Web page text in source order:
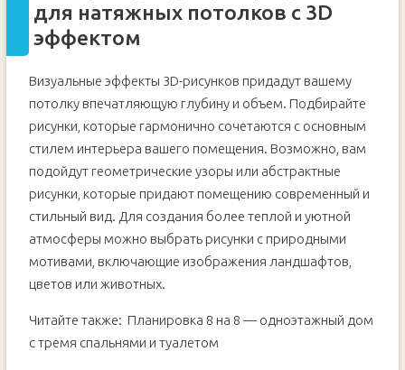
для натяжных потолков с 3D
эффектом
Визуальные эффекты 3D-рисунков придадут вашему
потолку впечатляющую глубину и объем. Подбирайте
рисунки, которые гармонично сочетаются с основным
стилем интерьера вашего помещения. Возможно, вам
подойдут геометрические узоры или абстрактные
рисунки, которые придают помещению современный и
стильный вид. Для создания более теплой и уютной
атмосферы можно выбрать рисунки с природными
мотивами, включающие изображения ландшафтов,
цветов или животных.
Читайте также: Планировка 8 на 8 — одноэтажный дом
с тремя спальнями и туалетом